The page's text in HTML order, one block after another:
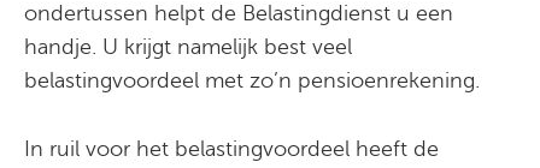
ondertussen helpt de Belastingdienst u een
handje. U krijgt namelijk best veel
belastingvoordeel met zo’n pensioenrekening.
In ruil voor het belastingvoordeel heeft de